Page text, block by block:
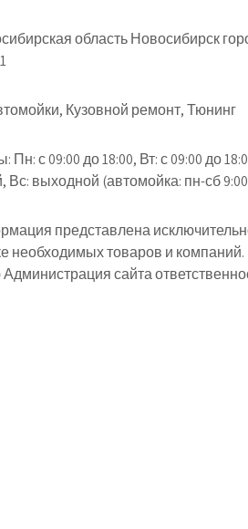
область Новосибирск
Кузовной ремонт, Тюнинг
Пн: с 09:00 до 18:00, Вт: с 09:00 до
выходной (автомойка: пн-сб
представлена
необходимых товаров и
сайта